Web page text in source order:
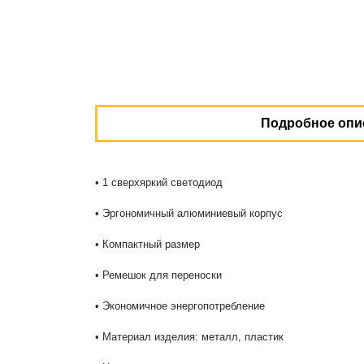
Подробное
• 1 сверхяркий светодиод
• Эргономичный алюминиевый корпус
• Компактный размер
• Ремешок для переноски
• Экономичное энергопотребление
• Материал изделия: металл, пластик